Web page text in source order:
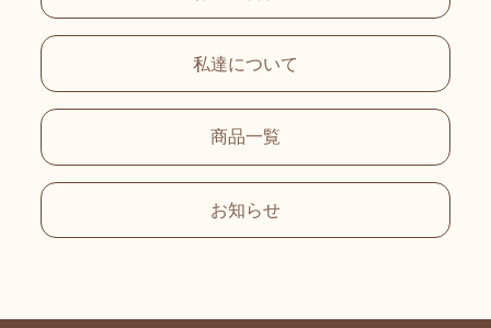
私達について
商品一覧
お知らせ